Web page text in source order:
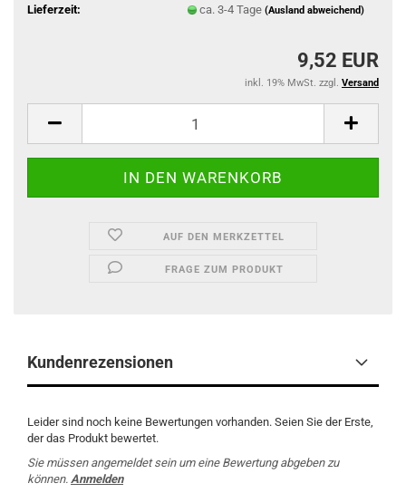
Lieferzeit:
ca. 3-4 Tage (Ausland abweichend)
9,52 EUR
inkl. 19% MwSt. zzgl. Versand
AUF DEN MERKZETTEL
FRAGE ZUM PRODUKT
Kundenrezensionen
Leider sind noch keine Bewertungen vorhanden. Seien Sie der Erste,
der das Produkt bewertet.
Sie müssen angemeldet sein um eine Bewertung abgeben zu
können. Anmelden